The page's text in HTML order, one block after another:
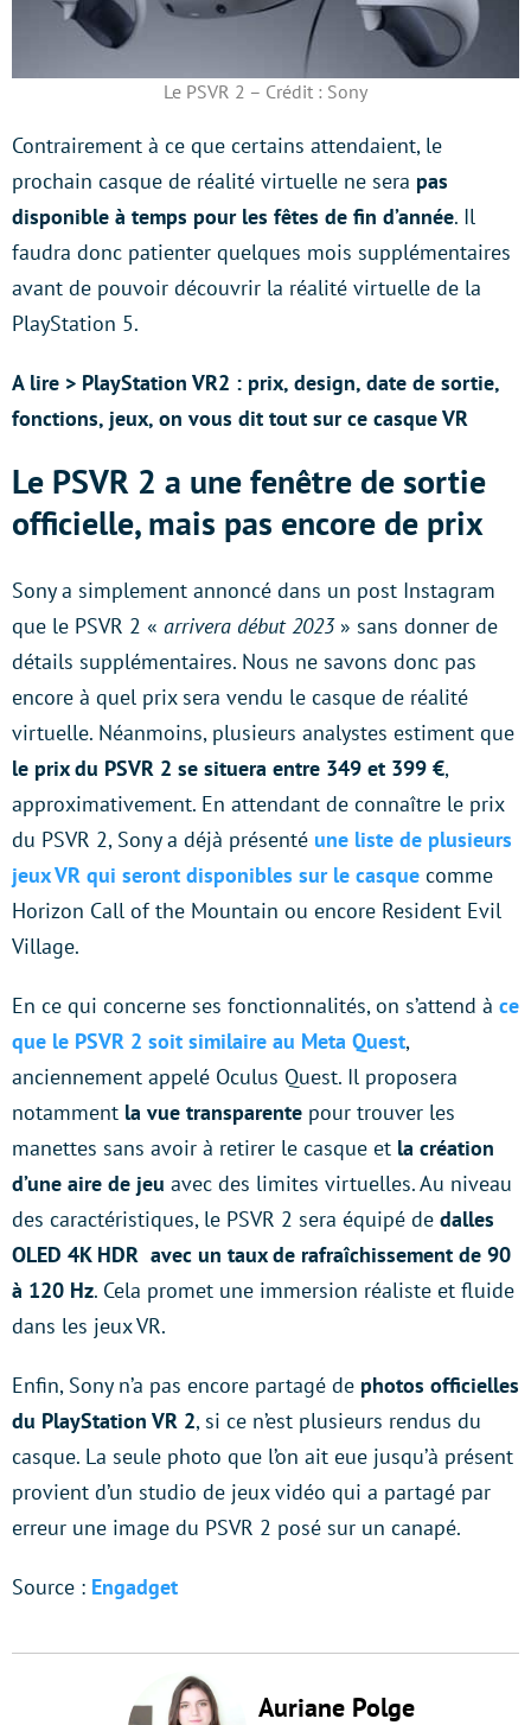
Le PSVR 2 – Crédit : Sony
Contrairement à ce que certains attendaient, le
prochain casque de réalité virtuelle ne sera pas
disponible à temps pour les fêtes de fin d’année. Il
faudra donc patienter quelques mois supplémentaires
avant de pouvoir découvrir la réalité virtuelle de la
PlayStation 5.
A lire > PlayStation VR2 : prix, design, date de sortie,
fonctions, jeux, on vous dit tout sur ce casque VR
Le PSVR 2 a une fenêtre de sortie
officielle, mais pas encore de prix
Sony a simplement annoncé dans un post Instagram
que le PSVR 2 « arrivera début 2023» sans donner de
détails supplémentaires. Nous ne savons donc pas
encore à quel prix sera vendu le casque de réalité
virtuelle. Néanmoins, plusieurs analystes estiment que
le prix du PSVR 2 se situera entre 349 et 399 €,
approximativement. En attendant de connaître le prix
du PSVR 2, Sony a déjà présenté une liste de plusieurs
jeux VR qui seront disponibles sur le casque comme
Horizon Call of the Mountain ou encore Resident Evil
Village.
En ce qui concerne ses fonctionnalités, on s’attend à ce
que le PSVR 2 soit similaire au Meta Quest,
anciennement appelé Oculus Quest. Il proposera
notamment la vue transparente pour trouver les
manettes sans avoir à retirer le casque et la création
d’une aire de jeu avec des limites virtuelles. Au niveau
des caractéristiques, le PSVR 2 sera équipé de dalles
OLED 4K HDR avec un taux de rafraîchissement de 90
à 120 Hz. Cela promet une immersion réaliste et fluide
dans les jeux VR.
Enfin, Sony n’a pas encore partagé de photos officielles
du PlayStation VR 2, si ce n’est plusieurs rendus du
casque. La seule photo que l’on ait eue jusqu’à présent
provient d’un studio de jeux vidéo qui a partagé par
erreur une image du PSVR 2 posé sur un canapé.
Source : Engadget
Auriane Polge